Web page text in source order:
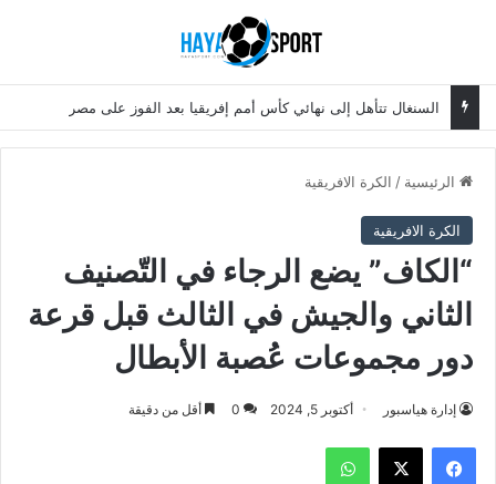
السنغال تتأهل إلى نهائي كأس أمم إفريقيا بعد الفوز على مصر
الرئيسية / الكرة الافريقية
الكرة الافريقية
“الكاف” يضع الرجاء في التّصنيف
الثاني والجيش في الثالث قبل قرعة
دور مجموعات عُصبة الأبطال
إدارة هياسبور أكتوبر 5, 2024 0 أقل من دقيقة
فيسبوك ‫X واتساب